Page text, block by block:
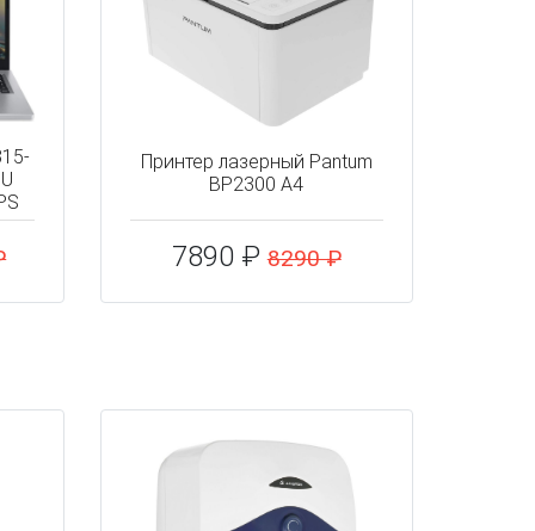
Принтер лазерный Pantum
BP2300 A4
7890 ₽8290 ₽